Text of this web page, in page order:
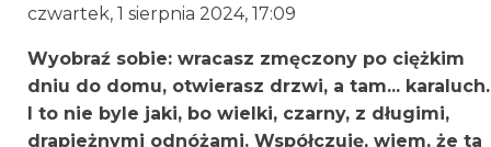
czwartek, 1 sierpnia 2024, 17:09
Wyobraź sobie: wracasz zmęczony po ciężkim
dniu do domu, otwierasz drzwi, a tam... karaluch.
I to nie byle jaki, bo wielki, czarny, z długimi,
drapieżnymi odnóżami. Współczuję, wiem, że ta